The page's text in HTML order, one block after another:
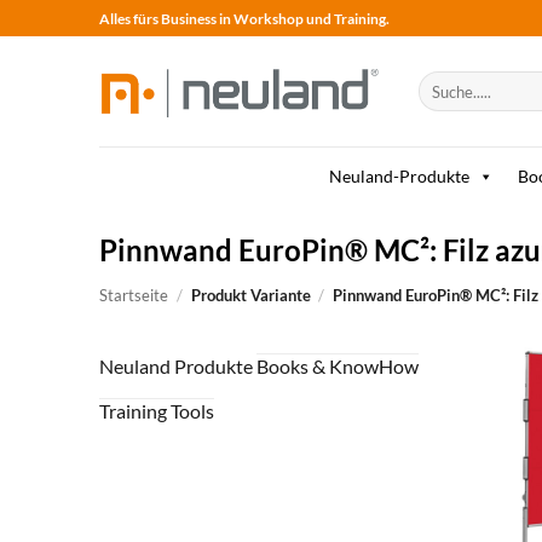
to
Alles fürs Business in Workshop und Training.
Suche
nach:
Neuland-Produkte
Pinnwand EuroPin® MC²: Filz
Startseite / Produkt Variante / Pinnwand EuroPin® MC²: Filz
Neuland Produkte Books & KnowHow
Training Tools